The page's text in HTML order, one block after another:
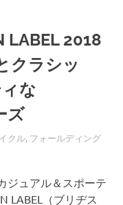
LABEL 2018
クラシッ
な
ズ
クル, フォールディング
ジュアル＆スポーテ
LABEL（ブリヂス